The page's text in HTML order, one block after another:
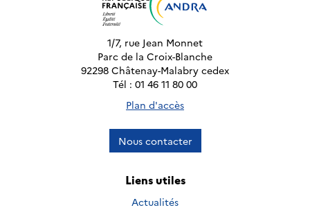
1/7, rue Jean Monnet
Parc de la Croix-Blanche
92298 Châtenay-Malabry cedex
Tél : 01 46 11 80 00
Plan d'accès
Nous contacter
Liens utiles
Actualités